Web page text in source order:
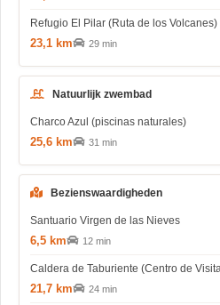
Refugio El Pilar (Ruta de los Volcanes)
23,1 km 29 min
Natuurlijk zwembad
Charco Azul (piscinas naturales)
25,6 km 31 min
Bezienswaardigheden
Santuario Virgen de las Nieves
6,5 km 12 min
Caldera de Taburiente (Centro de
21,7 km 24 min